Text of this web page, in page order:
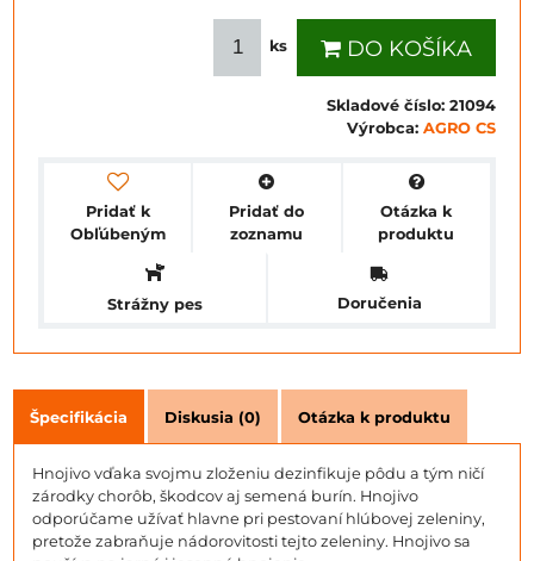
ks DO KOŠÍKA
Skladové číslo: 21094
Výrobca: AGRO CS
Pridať k
Obľúbeným
Pridať do
zoznamu
Otázka k
produktu
Strážny pes Doručenia
Špecifikácia Diskusia (0) Otázka k produktu
Hnojivo vďaka svojmu zloženiu dezinfikuje pôdu a tým ničí
zárodky chorôb, škodcov aj semená burín. Hnojivo
odporúčame užívať hlavne pri pestovaní hlúbovej zeleniny,
pretože zabraňuje nádorovitosti tejto zeleniny. Hnojivo sa